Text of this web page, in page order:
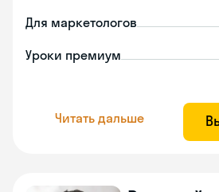
Для маркетологов
Уроки премиум
Читать дальше